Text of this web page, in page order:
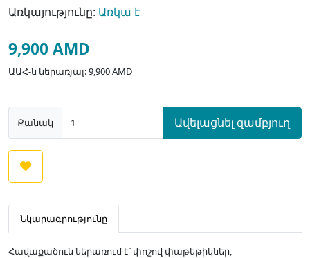
Առկայությունը: Առկա է
9,900 AMD
ԱԱՀ-ն ներառյալ: 9,900 AMD
Քանակ Ավելացնել զամբյուղ
Նկարագրությունը
Հավաքածուն ներառում է՝ փոշով փաթեթիկներ,